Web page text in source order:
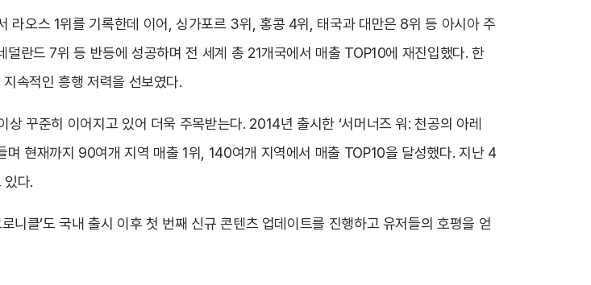
라오스 1위를 기록한데 이어, 싱가포르 3위, 홍콩 4위, 태국과 대만은 8위 등 아시아 주
란드 7위 등 반등에 성공하며 전 세계 총 21개국에서 매출 TOP10에 재진입했다. 한
속적인 흥행 저력을 선보였다.
꾸준히 이어지고 있어 더욱 주목받는다. 2014년 출시한 ‘서머너즈 워: 천공의 아레
며 현재까지 90여개 지역 매출 1위, 140여개 지역에서 매출 TOP10을 달성했다. 지난 4
있다.
니클’도 국내 출시 이후 첫 번째 신규 콘텐츠 업데이트를 진행하고 유저들의 호평을 얻